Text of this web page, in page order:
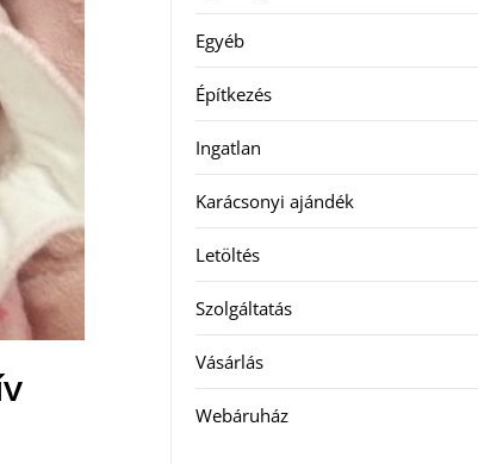
Egyéb
Építkezés
Ingatlan
Karácsonyi ajándék
Letöltés
Szolgáltatás
Vásárlás
Webáruház